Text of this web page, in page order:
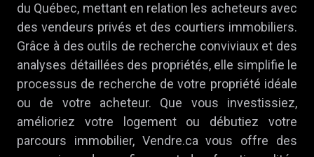
du Québec, mettant en relation les acheteurs avec
des vendeurs privés et des courtiers immobiliers.
Grâce à des outils de recherche conviviaux et des
analyses détaillées des propriétés, elle simplifie le
processus de recherche de votre propriété idéale
ou de votre acheteur. Que vous investissiez,
amélioriez votre logement ou débutiez votre
parcours immobilier, Vendre.ca vous offre des